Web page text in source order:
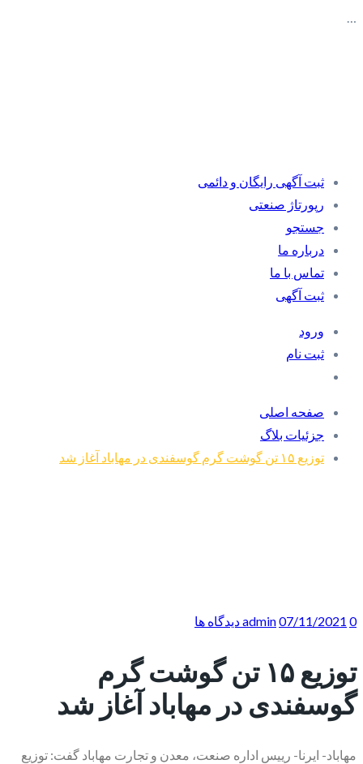
…
ثبت آگهی رایگان و دائمی
رپورتاژ صنعتی
جستجو
درباره ما
تماس با ما
ثبت آگهی
ورود
ثبت نام
صفحه اصلی
جزئیات بلاگ
توزیع ۱۵ تن گوشت گرم گوسفندی در مهاباد آغاز شد
admin07/11/2021 0 دیدگاه ها
توزیع ۱۵ تن گوشت گرم
گوسفندی در مهاباد آغاز شد
مهاباد- ایرنا- رییس اداره صنعت، معدن و تجارت مهاباد گفت: توزیع